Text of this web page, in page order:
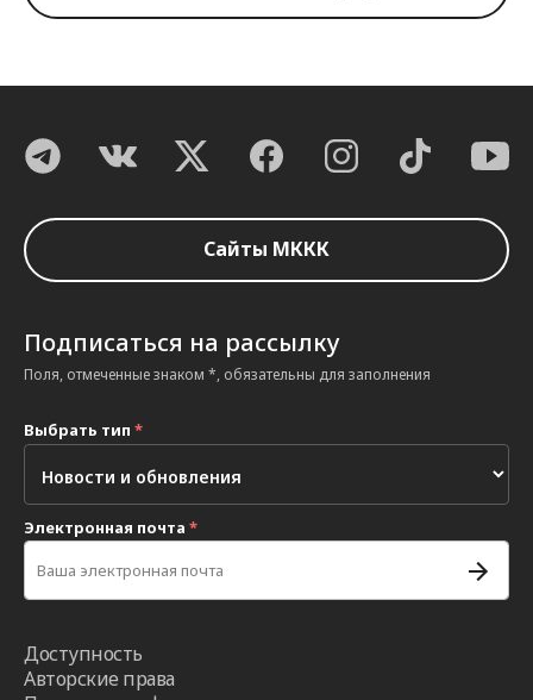
Сайты МККК
Подписаться на рассылку
Поля, отмеченные знаком *, обязательны для заполнения
Выбрать тип *
Электронная почта *
Доступность
Авторские права